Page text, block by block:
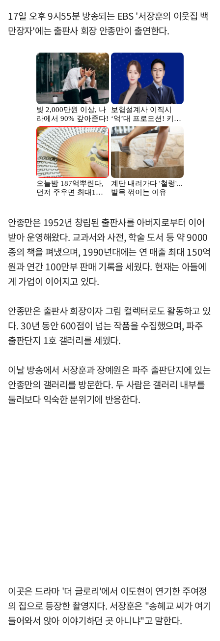
17일 오후 9시55분 방송되는 EBS '서장훈의 이웃집 백
만장자'에는 출판사 회장 안종만이 출연한다.
안종만은 1952년 창립된 출판사를 아버지로부터 이어
받아 운영해왔다. 교과서와 사전, 학술 도서 등 약 9000
종의 책을 펴냈으며, 1990년대에는 연 매출 최대 150억
원과 연간 100만부 판매 기록을 세웠다. 현재는 아들에
게 가업이 이어지고 있다.
안종만은 출판사 회장이자 그림 컬렉터로도 활동하고 있
다. 30년 동안 600점이 넘는 작품을 수집했으며, 파주
출판단지 1호 갤러리를 세웠다.
이날 방송에서 서장훈과 장예원은 파주 출판단지에 있는
안종만의 갤러리를 방문한다. 두 사람은 갤러리 내부를
둘러보다 익숙한 분위기에 반응한다.
이곳은 드라마 '더 글로리'에서 이도현이 연기한 주여정
의 집으로 등장한 촬영지다. 서장훈은 "송혜교 씨가 여기
들어와서 앉아 이야기하던 곳 아니냐"고 말한다.